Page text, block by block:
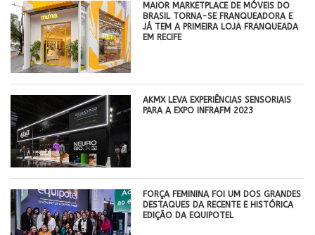
MAIOR MARKETPLACE DE MÓVEIS DO
BRASIL TORNA-SE FRANQUEADORA E
JÁ TEM A PRIMEIRA LOJA FRANQUEADA
EM RECIFE
AKMX LEVA EXPERIÊNCIAS SENSORIAIS
PARA A EXPO INFRAFM 2023
FORÇA FEMININA FOI UM DOS GRANDES
DESTAQUES DA RECENTE E HISTÓRICA
EDIÇÃO DA EQUIPOTEL